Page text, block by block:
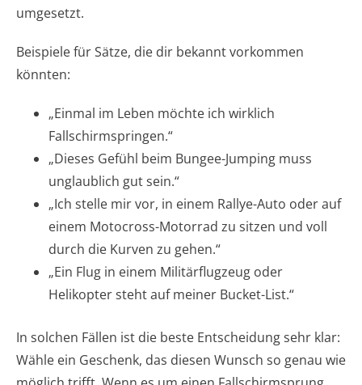
umgesetzt.
Beispiele für Sätze, die dir bekannt vorkommen
könnten:
„Einmal im Leben möchte ich wirklich
Fallschirmspringen.“
„Dieses Gefühl beim Bungee-Jumping muss
unglaublich gut sein.“
„Ich stelle mir vor, in einem Rallye-Auto oder auf
einem Motocross-Motorrad zu sitzen und voll
durch die Kurven zu gehen.“
„Ein Flug in einem Militärflugzeug oder
Helikopter steht auf meiner Bucket-List.“
In solchen Fällen ist die beste Entscheidung sehr klar:
Wähle ein Geschenk, das diesen Wunsch so genau wie